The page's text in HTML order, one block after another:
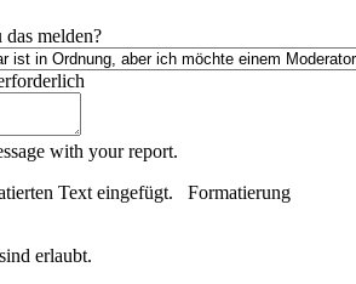
melden?
with your report.
Text eingefügt. Formatierung
erlaubt.